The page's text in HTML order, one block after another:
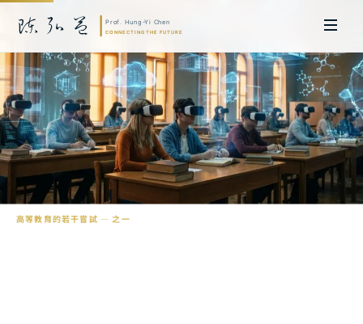
高等教育的若干嘗試 — 之一